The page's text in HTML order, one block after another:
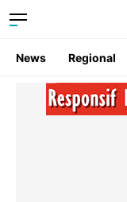
News Regional